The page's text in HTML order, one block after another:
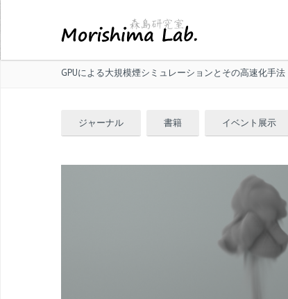
GPUによる大規模煙シミュレーションとその高速化手法
ジャーナル 書籍 イベント展示